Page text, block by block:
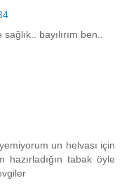
bayılırım ben..
un helvası için
hazırladığın tabak öyle